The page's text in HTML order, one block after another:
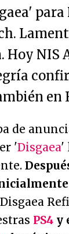
para
Hoy NIS
en
de
'Disgaea'
PS4 y